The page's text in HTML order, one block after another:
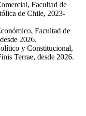
Facultad de
de Chile, 2023-
Facultad de
2026.
y Constitucional,
Terrae, desde 2026.